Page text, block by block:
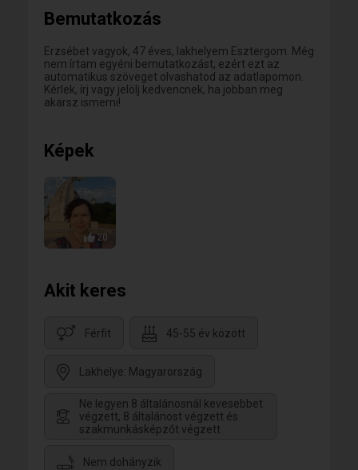
Bemutatkozás
Erzsébet vagyok, 47 éves, lakhelyem Esztergom. Még
nem írtam egyéni bemutatkozást, ezért ezt az
automatikus szöveget olvashatod az adatlapomon.
Kérlek, írj vagy jelölj kedvencnek, ha jobban meg
akarsz ismerni!
Képek
20
Akit keres
Férfit 45-55 év között
Lakhelye: Magyarország
Ne legyen 8 általánosnál kevesebbet
végzett, 8 általánost végzett és
szakmunkásképzőt végzett
Nem dohányzik